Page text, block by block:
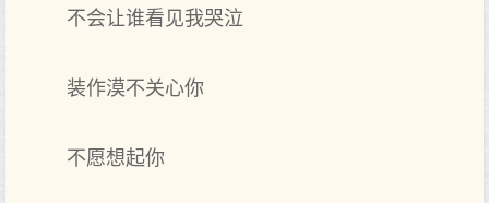
不会让谁看见我哭泣
装作漠不关心你
不愿想起你